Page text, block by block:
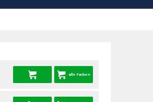
alle Farben